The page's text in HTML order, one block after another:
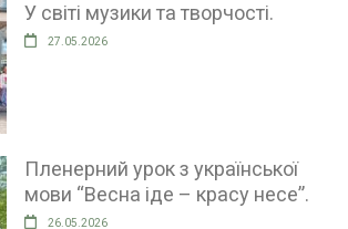
У світі музики та творчості.
27.05.2026
Пленерний урок з української
мови “Весна іде – красу несе”.
26.05.2026